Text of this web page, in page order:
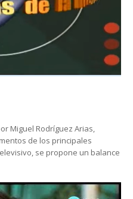
Miguel Rodríguez Arias,
de los principales
se propone un balance